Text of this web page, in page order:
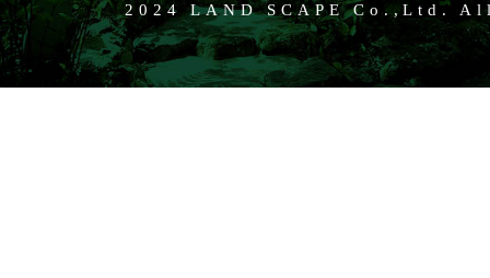
2024 LAND SCAPE Co.,Ltd.